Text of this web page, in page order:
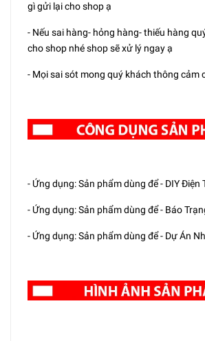
gì gửi lại cho shop ạ
- Nếu sai hàng- hỏng hàng- thiếu hàng
cho shop nhé shop sẽ xử lý ngay ạ
- Mọi sai sót mong quý khách thông cảm
- Ứng dụng: Sản phẩm dùng để - DIY Điện
- Ứng dụng: Sản phẩm dùng để - Báo
- Ứng dụng: Sản phẩm dùng để - Dự Án